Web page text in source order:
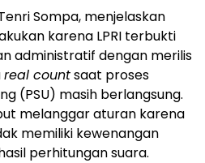
Sompa, menjelaskan
karena LPRI terbukti
administratif dengan merilis
real countsaat proses
(PSU) masih berlangsung.
melanggar aturan karena
memiliki kewenangan
perhitungan suara.